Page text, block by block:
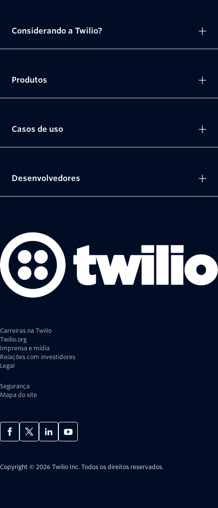
Carreiras na Twilio
Twilio.org
Imprensa e mídia
Relações com investidores
Legal
Segurança
Mapa do site
Copyright © 2026 Twilio Inc. Todos os direitos reservados.
Considerando a Twilio?
Produtos
Casos de uso
Desenvolvedores